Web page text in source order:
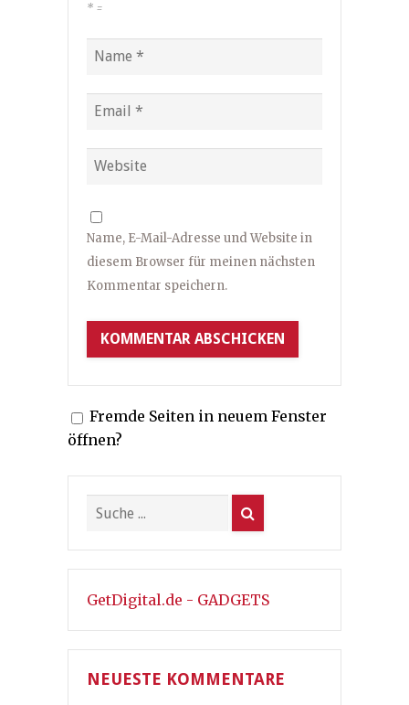
* =
Name, E-Mail-Adresse und Website in
diesem Browser für meinen nächsten
Kommentar speichern.
Fremde Seiten in neuem Fenster
öffnen?
GetDigital.de - GADGETS
NEUESTE KOMMENTARE